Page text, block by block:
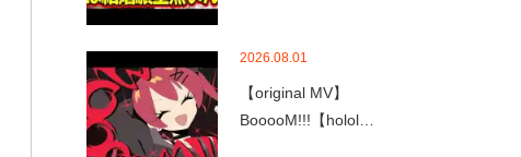
2026.08.01
【original MV】
BooooM!!!【holol…